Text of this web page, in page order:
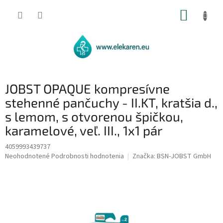
JOBST OPAQUE kompresívne
stehenné pančuchy - II.KT, kratšia d.,
s lemom, s otvorenou špičkou,
karamelové, veľ. III., 1x1 pár
4059993439737
Priemerné
Neohodnotené Podrobnosti hodnotenia Značka: BSN-JOBST GmbH